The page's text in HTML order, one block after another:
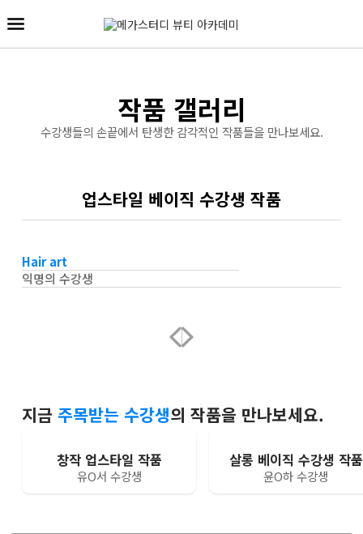
작품 갤러리
수강생들의 손끝에서 탄생한 감각적인 작품들을 만나보세요.
업스타일 베이직 수강생 작품
Hair art
익명의 수강생
지금주목받는 수강생의 작품을 만나보세요.
창작 업스타일 작품
유O서 수강생
살롱 베이직 수강생 작품
윤O하 수강생